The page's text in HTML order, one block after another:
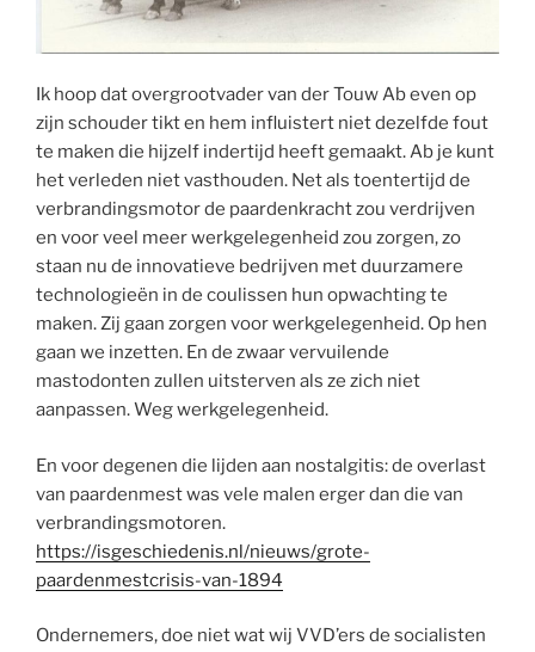
Ik hoop dat overgrootvader van der Touw Ab even op
zijn schouder tikt en hem influistert niet dezelfde fout
te maken die hijzelf indertijd heeft gemaakt. Ab je kunt
het verleden niet vasthouden. Net als toentertijd de
verbrandingsmotor de paardenkracht zou verdrijven
en voor veel meer werkgelegenheid zou zorgen, zo
staan nu de innovatieve bedrijven met duurzamere
technologieën in de coulissen hun opwachting te
maken. Zij gaan zorgen voor werkgelegenheid. Op hen
gaan we inzetten. En de zwaar vervuilende
mastodonten zullen uitsterven als ze zich niet
aanpassen. Weg werkgelegenheid.
En voor degenen die lijden aan nostalgitis: de overlast
van paardenmest was vele malen erger dan die van
verbrandingsmotoren.
https://isgeschiedenis.nl/nieuws/grote-
paardenmestcrisis-van-1894
Ondernemers, doe niet wat wij VVD’ers de socialisten